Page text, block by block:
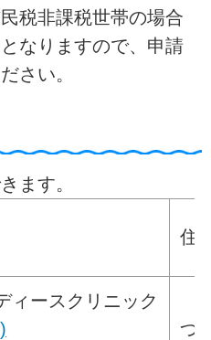
税非課税世帯の場合
なりますので、申請
さい。
ます。
住
ィースクリニック
つ